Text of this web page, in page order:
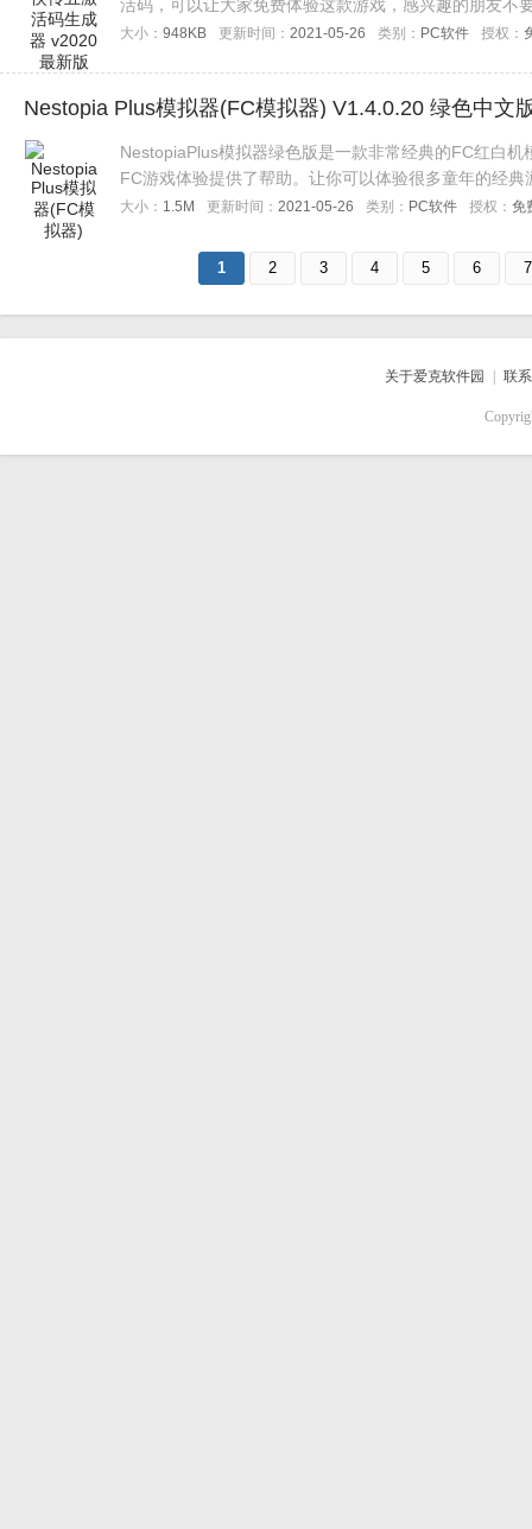
活码，可以让大家免费体验这款游戏，感兴趣的朋友不
大小： 948KB 更新时间： 2021-05-26 类别： PC软件 授权：
Nestopia Plus模拟器(FC模拟器) V1.4.0.20 绿色中文
NestopiaPlus模拟器绿色版是一款非常经典的FC红白
FC游戏体验提供了帮助。让你可以体验很多童年的经
大小： 1.5M 更新时间： 2021-05-26 类别： PC软件 授权： 免
1 2 3 4 5 6 7
关于爱克软件园 联